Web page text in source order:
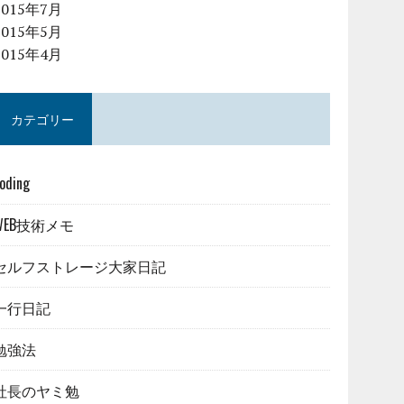
年7月
年5月
年4月
カテゴリー
技術メモ
ルフストレージ大家日記
行日記
強法
長のヤミ勉